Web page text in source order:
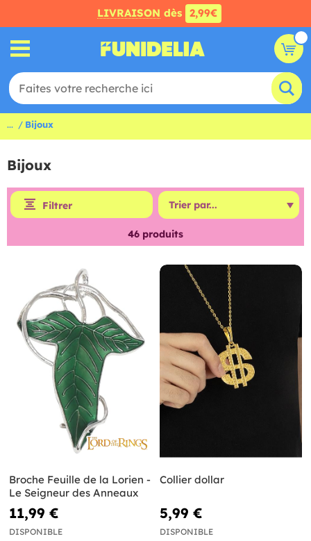
LIVRAISON dès 2,99€
... Bijoux
Bijoux
Filtrer
46 produits
Broche Feuille de la Lorien -
Le Seigneur des Anneaux
11,99 €
DISPONIBLE
Collier dollar
5,99 €
DISPONIBLE